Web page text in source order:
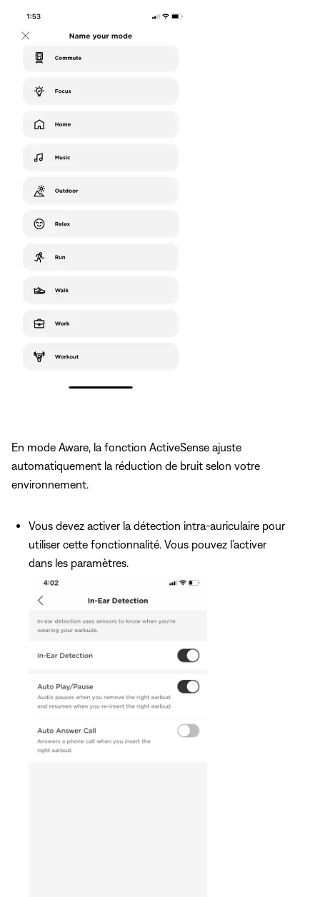
En mode Aware, la fonction ActiveSense ajuste
automatiquement la réduction de bruit selon votre
environnement.
Vous devez activer la détection intra-auriculaire pour
utiliser cette fonctionnalité. Vous pouvez l’activer
dans les paramètres.